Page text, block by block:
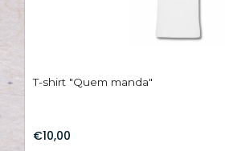
T-shirt "Quem manda"
€10,00